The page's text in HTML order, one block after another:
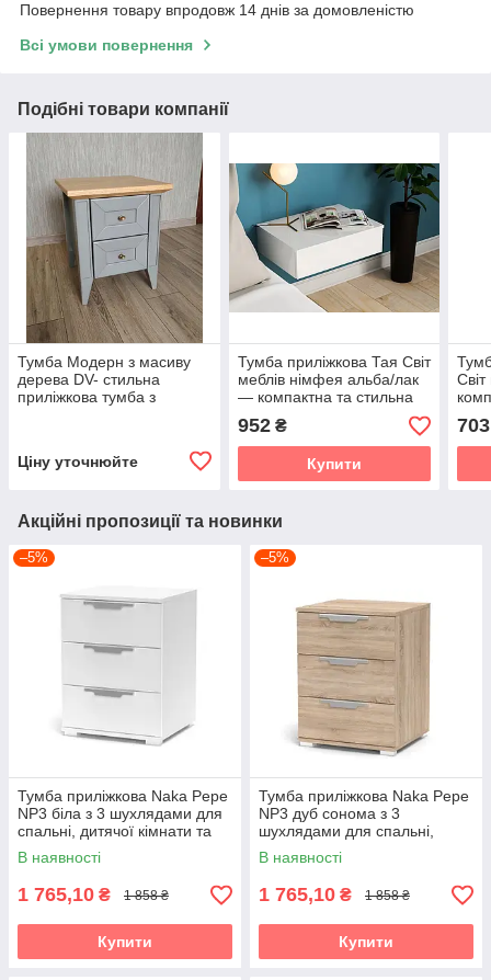
Повернення товару впродовж 14 днів за домовленістю
Всі умови повернення
Подібні товари компанії
Тумба Модерн з масиву
дерева DV- стильна
приліжкова тумба з
Ціну уточнюйте
Тумба приліжкова Тая Світ
меблів німфея альба/лак
— компактна та стильна
тумба для сучасної
спальні
952₴
Купити
703
Акційні пропозиції та новинки
–5%
Тумба приліжкова Naka Pepe
NP3 біла з 3 шухлядами для
спальні, дитячої кімнати та
готелю Accord
В наявності
1 765,10 ₴ 1 858 ₴
Купити
–5%
Тумба приліжкова Naka Pepe
NP3 дуб сонома з 3
шухлядами для спальні,
дитячої кімнати та готелю
Accord
В наявності
1 765,10 ₴ 1 858 ₴
Купити